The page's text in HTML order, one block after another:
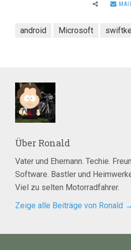
android Microsoft
Über Ronald
Vater und Ehemann. Techie.
Software. Bastler und
Viel zu selten Motorradfahrer.
Zeige alle Beiträge von Ronald →